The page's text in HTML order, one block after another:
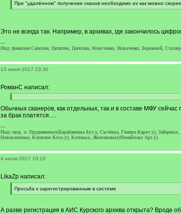
При "удалённом" получении сканов необходимо их как можно
[
Это не всегда так. Например, в архивах, где закончилось
---
Ищу фамилии Сапелин, Цепелин, Цапелин, Новоченко, Новаченко, Бережной,
13 июня 2017 23:30
РоманС написал:
[
]
[
q
]
Обычных сканеров, как отдельных, так и в составе МФУ
за брак платятся.....
---
Ищу свед. о: Прудниковых(Барабановка Буз.у, Сычёвка, Глинки Карач.у);
Новокленское, Кленское Козл.у); Котовых, Железновых(Измайлово Арз.у)
4 июля 2017 10:10
LikaZp написал:
[
q
Просьба к зарегистрированным в системе
[
]
А разве регистрация в АИС Курского архива открыта? Вроде